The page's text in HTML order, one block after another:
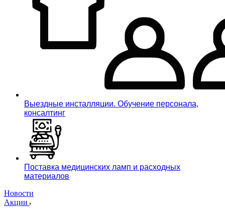
Выездные инсталляции. Обучение персонала,
консалтинг
Поставка медицинских ламп и расходных
материалов
Новости
Акции